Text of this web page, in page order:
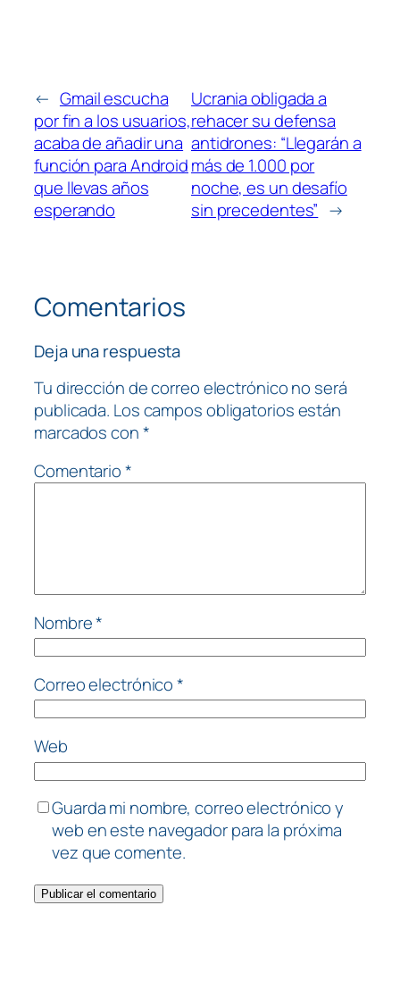
← Gmail escucha
por fin a los usuarios,
acaba de añadir una
función para Android
que llevas años
esperando
Ucrania obligada a
rehacer su defensa
antidrones: “Llegarán a
más de 1.000 por
noche, es un desafío
sin precedentes” →
Comentarios
Deja una respuesta
Tu dirección de correo electrónico no será
publicada. Los campos obligatorios están
marcados con*
Comentario*
Nombre*
Correo electrónico*
Web
Guarda mi nombre, correo electrónico y
web en este navegador para la próxima
vez que comente.